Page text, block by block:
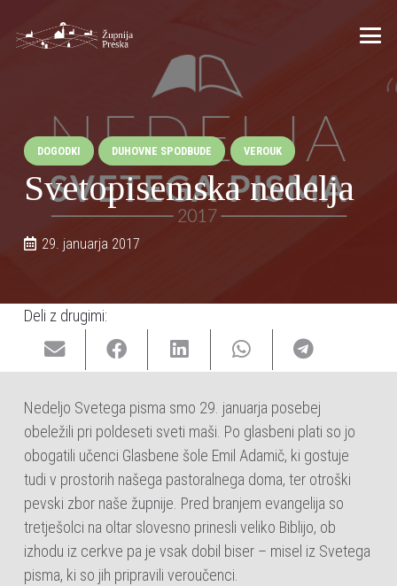
DOGODKI DUHOVNE SPODBUDE VEROUK
Svetopisemska nedelja
29. januarja 2017
Deli z drugimi:
Nedeljo Svetega pisma smo 29. januarja posebej
obeležili pri poldeseti sveti maši. Po glasbeni plati so jo
obogatili učenci Glasbene šole Emil Adamič, ki gostuje
tudi v prostorih našega pastoralnega doma, ter otroški
pevski zbor naše župnije. Pred branjem evangelija so
tretješolci na oltar slovesno prinesli veliko Biblijo, ob
izhodu iz cerkve pa je vsak dobil biser – misel iz Svetega
pisma, ki so jih pripravili veroučenci.